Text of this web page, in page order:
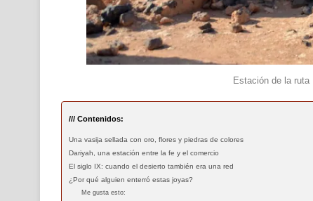
Estación de la ruta
/// Contenidos:
Una vasija sellada con oro, flores y piedras de colores
Dariyah, una estación entre la fe y el comercio
El siglo IX: cuando el desierto también era una red
¿Por qué alguien enterró estas joyas?
Me gusta esto: